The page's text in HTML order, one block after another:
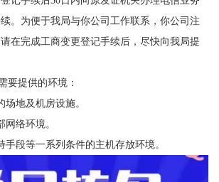
。为便于我局与你公司工作联系，你公司注
在完成工商变更登记手续后，尽快向我局提
要提供的环境：
地及机房设施。
络环境。
手段等一系列条件的主机存放环境。